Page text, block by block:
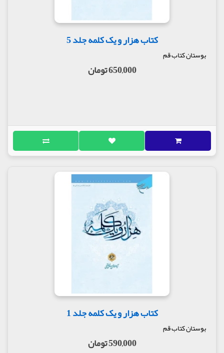
کتاب هزار و یک کلمه جلد 5
بوستان کتاب قم
650,000 تومان
کتاب هزار و یک کلمه جلد 1
بوستان کتاب قم
590,000 تومان